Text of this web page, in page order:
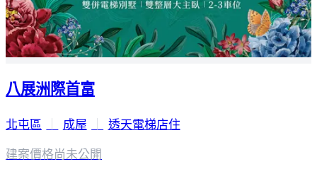
八展洲際首富
北屯區 成屋 透天電梯店住
建案價格尚未公開